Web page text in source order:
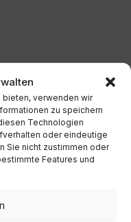
bieten, verwenden wir
zu speichern
Technologien
oder eindeutige
Sie nicht zustimmen oder
Features und